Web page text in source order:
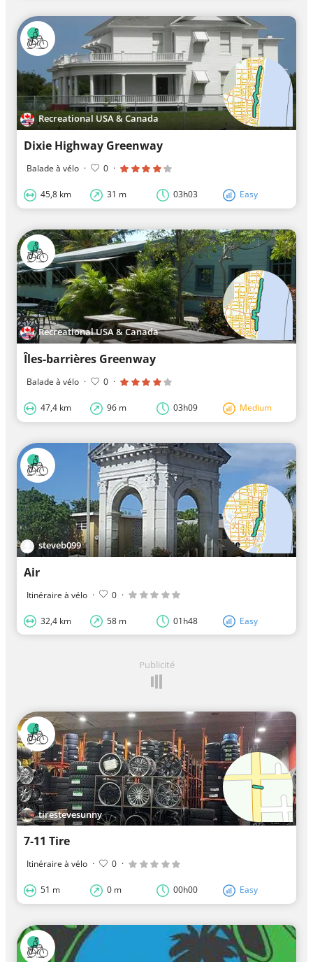
Recreational USA & Canada
Dixie Highway Greenway
Balade à vélo · 0 ·
45,8 km 31 m 03h03 Easy
Recreational USA & Canada
Îles-barrières Greenway
Balade à vélo · 0 ·
47,4 km 96 m 03h09 Medium
steveb099
Air
Itinéraire à vélo · 0 ·
32,4 km 58 m 01h48 Easy
Publicité
tirestevesunny
7-11 Tire
Itinéraire à vélo · 0 ·
51 m 0 m 00h00 Easy